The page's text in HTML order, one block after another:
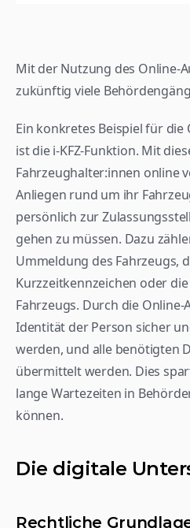
Mit der Nutzung des Online-
zukünftig viele
Ein konkretes Beispiel für
ist die i-KFZ-Funktion. Mit
Fahrzeughalter:innen online
Anliegen rund um ihr
persönlich zur
gehen zu müssen. Dazu
Ummeldung des Fahrzeugs,
Kurzzeitkennzeichen oder
Fahrzeugs. Durch die
Identität der Person sicher
werden, und alle benötigten
übermittelt werden. Dies
lange Wartezeiten in
können.
Die digitale
Rechtliche